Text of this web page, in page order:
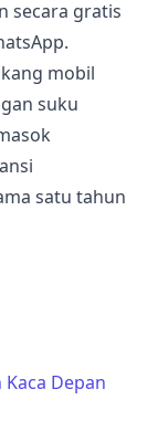
secara gratis
mobil
suku
satu tahun
Depan